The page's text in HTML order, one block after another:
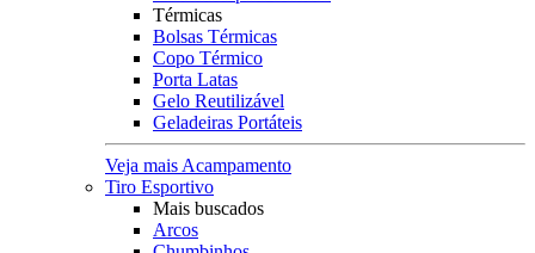
Térmicas
Bolsas Térmicas
Copo Térmico
Porta Latas
Gelo Reutilizável
Geladeiras Portáteis
Veja mais Acampamento
Tiro Esportivo
Mais buscados
Arcos